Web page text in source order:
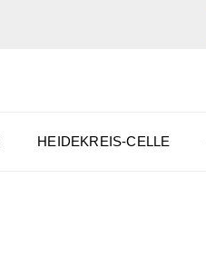
HEIDEKREIS-CELLE